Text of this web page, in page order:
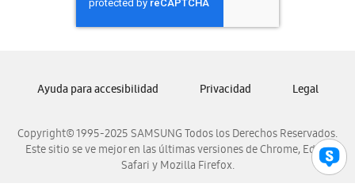
Copyright© 1995-2025 SAMSUNG Todos los Derechos Reservados.
Este sitio se ve mejor en las últimas versiones de Chrome, Edge,
Safari y Mozilla Firefox.
Ayuda para accesibilidad Privacidad Legal